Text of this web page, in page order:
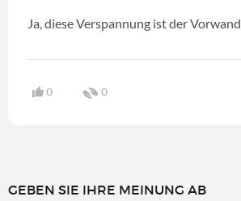
Ja, diese Verspannung ist der Vorwand.
0 0
GEBEN SIE IHRE MEINUNG AB